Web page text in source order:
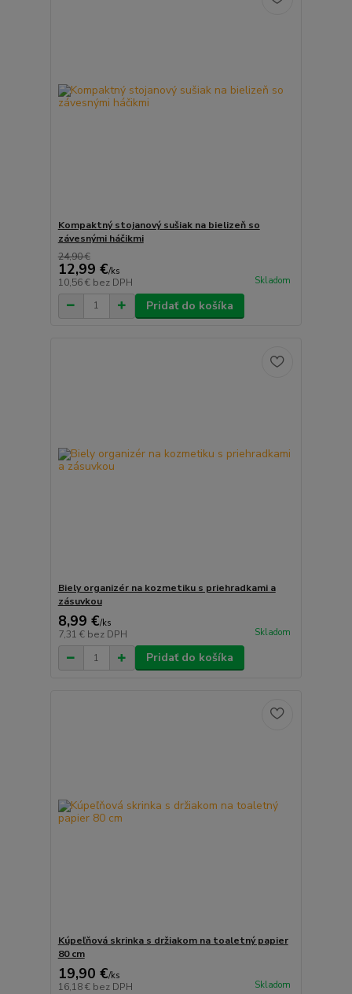
Kompaktný stojanový sušiak na bielizeň so
závesnými háčikmi
24,90 €
12,99 €/ks
10,56 € bez DPH Skladom
Pridať do košíka
Biely organizér na kozmetiku s priehradkami a
zásuvkou
8,99 €/ks
7,31 € bez DPH Skladom
Pridať do košíka
Kúpeľňová skrinka s držiakom na toaletný papier
80 cm
19,90 €/ks
16,18 € bez DPH Skladom